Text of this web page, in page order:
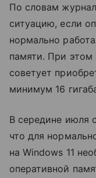
По словам
ситуацию, если
нормально
памяти. При
советует
минимум 16
В середине июля
что для
на Windows 11
оперативной